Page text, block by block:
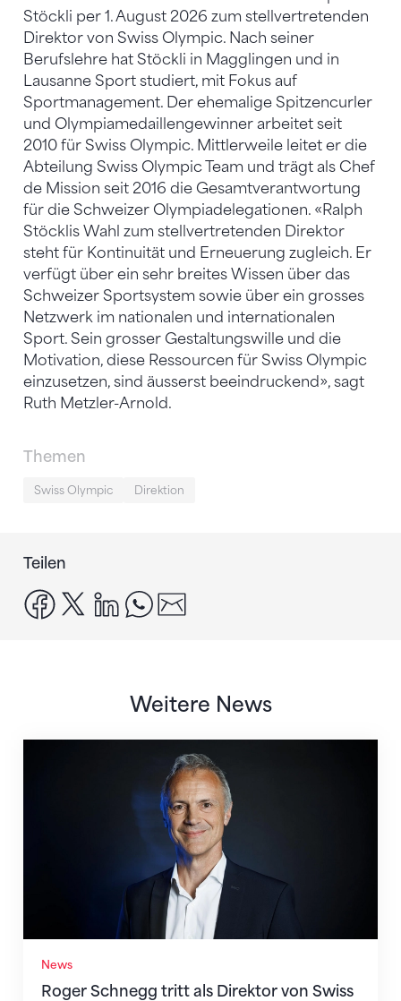
Stöckli per 1. August 2026 zum stellvertretenden
Direktor von Swiss Olympic. Nach seiner
Berufslehre hat Stöckli in Magglingen und in
Lausanne Sport studiert, mit Fokus auf
Sportmanagement. Der ehemalige Spitzencurler
und Olympiamedaillengewinner arbeitet seit
2010 für Swiss Olympic. Mittlerweile leitet er die
Abteilung Swiss Olympic Team und trägt als Chef
de Mission seit 2016 die Gesamtverantwortung
für die Schweizer Olympiadelegationen. «Ralph
Stöcklis Wahl zum stellvertretenden Direktor
steht für Kontinuität und Erneuerung zugleich. Er
verfügt über ein sehr breites Wissen über das
Schweizer Sportsystem sowie über ein grosses
Netzwerk im nationalen und internationalen
Sport. Sein grosser Gestaltungswille und die
Motivation, diese Ressourcen für Swiss Olympic
einzusetzen, sind äusserst beeindruckend», sagt
Ruth Metzler-Arnold.
Themen
Swiss Olympic Direktion
Teilen
facebook
x linkedinwhatsapp
Weitere News
News
Roger Schnegg tritt als Direktor von Swiss
Roger Schnegg tritt als Direktor von Swiss Olympic